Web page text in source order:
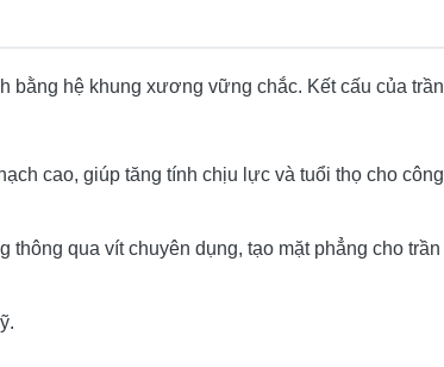
bằng hệ khung xương vững chắc. Kết cấu của trần
cao, giúp tăng tính chịu lực và tuổi thọ cho công
qua vít chuyên dụng, tạo mặt phẳng cho trần